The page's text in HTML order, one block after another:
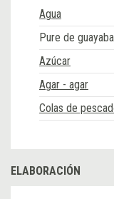
Agua
Pure de
Azúcar
Agar - agar
Colas de
ELABORACIÓN